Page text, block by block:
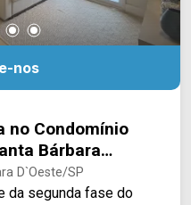
visita!! WhatsApp
-
nos
no Condomínio
Bárbara
D`Oeste/SP
da segunda fase do